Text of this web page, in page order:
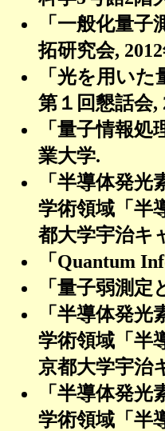
「一般化量
拓研究会,
「光を用い
第１回懇話会,
「量子情報
業大学.
「半導体発
学術領域「半
都大学宇治キ
「Quantum
「量子弱測定
「半導体発
学術領域「半
京都大学宇治
「半導体発
学術領域「半